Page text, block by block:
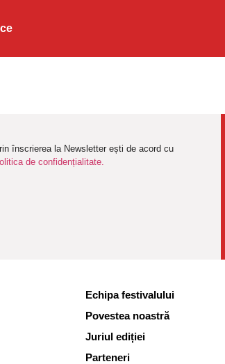
înscrierea la Newsletter ești de acord cu
de confidențialitate.
Echipa festivalului
Povestea noastră
Juriul ediției
Parteneri